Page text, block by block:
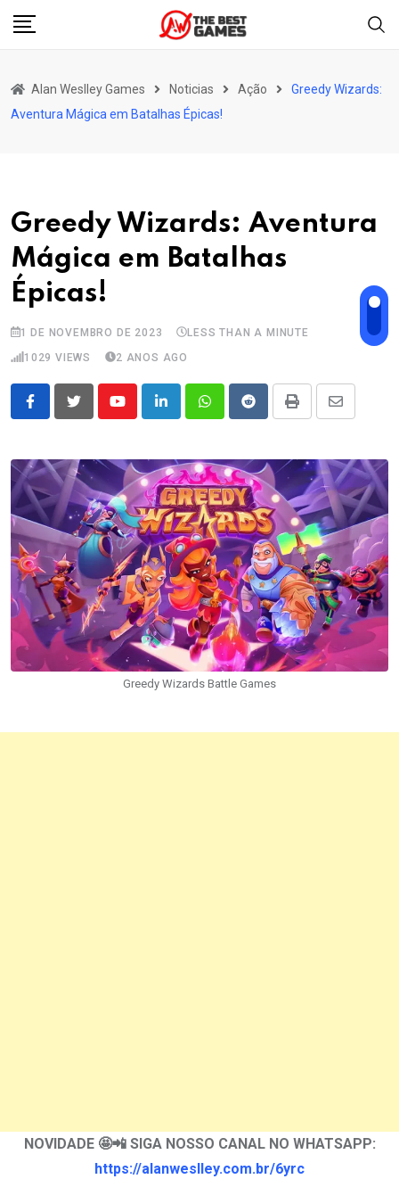
Skip
Alan Weslley Games Noticias Ação
Greedy Wizards:
Aventura Mágica em Batalhas Épicas!
Greedy Wizards: Aventura
Mágica em Batalhas
Épicas!
1 DE NOVEMBRO DE 2023
LESS THAN A MINUTE
1029 VIEWS 2 ANOS AGO
YoutubeLinkedInWhatsappRedditPrint
Share
Email
Greedy Wizards Battle Games
NOVIDADE 🤩📲 SIGA NOSSO CANAL NO WHATSAPP:
https://alanweslley.com.br/6yrc